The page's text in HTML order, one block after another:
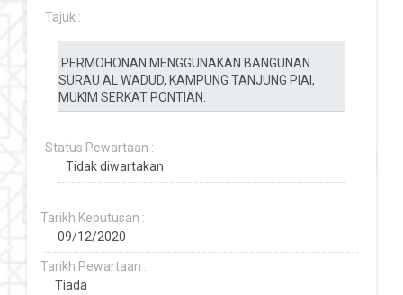
Tajuk :
Status Pewartaan :
Tarikh Keputusan :
Tarikh Pewartaan :